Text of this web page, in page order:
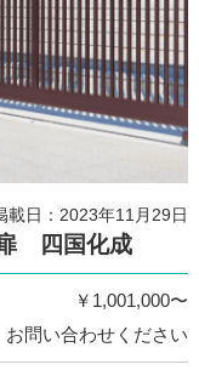
載日：2023年11月29日
四国化成
￥1,001,000〜
お問い合わせください